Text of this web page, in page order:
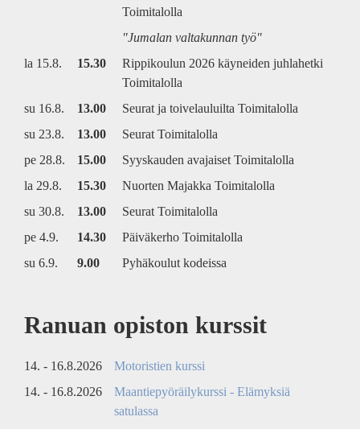
Toimitalolla
"Jumalan valtakunnan työ"
la 15.8.
15.30
Rippikoulun 2026 käyneiden juhlahetki
Toimitalolla
su 16.8.
13.00
Seurat ja toivelauluilta Toimitalolla
su 23.8.
13.00
Seurat Toimitalolla
pe 28.8.
15.00
Syyskauden avajaiset Toimitalolla
la 29.8.
15.30
Nuorten Majakka Toimitalolla
su 30.8.
13.00
Seurat Toimitalolla
pe 4.9.
14.30
Päiväkerho Toimitalolla
su 6.9.
9.00 Pyhäkoulut kodeissa
Ranuan opiston kurssit
14. - 16.8.2026
Motoristien kurssi
14. - 16.8.2026
Maantiepyöräilykurssi - Elämyksiä
satulassa